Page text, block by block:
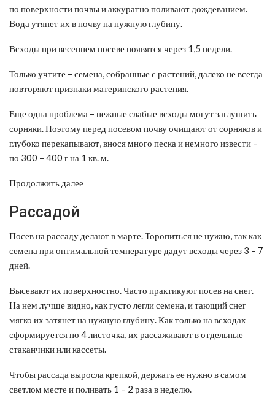
по поверхности почвы и аккуратно поливают дождеванием.
Вода утянет их в почву на нужную глубину.
Всходы при весеннем посеве появятся через 1,5 недели.
Только учтите – семена, собранные с растений, далеко не всегда
повторяют признаки материнского растения.
Еще одна проблема – нежные слабые всходы могут заглушить
сорняки. Поэтому перед посевом почву очищают от сорняков и
глубоко перекапывают, внося много песка и немного извести –
по 300 – 400 г на 1 кв. м.
Продолжить далее
Рассадой
Посев на рассаду делают в марте. Торопиться не нужно, так как
семена при оптимальной температуре дадут всходы через 3 – 7
дней.
Высевают их поверхностно. Часто практикуют посев на снег.
На нем лучше видно, как густо легли семена, и тающий снег
мягко их затянет на нужную глубину. Как только на всходах
сформируется по 4 листочка, их рассаживают в отдельные
стаканчики или кассеты.
Чтобы рассада выросла крепкой, держать ее нужно в самом
светлом месте и поливать 1 – 2 раза в неделю.